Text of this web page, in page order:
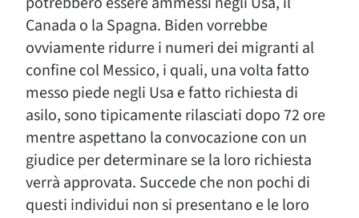
Canada o la Spagna. Biden vorrebbe
ovviamente ridurre i numeri dei migranti al
confine col Messico, i quali, una volta fatto
messo piede negli Usa e fatto richiesta di
asilo, sono tipicamente rilasciati dopo 72 ore
mentre aspettano la convocazione con un
giudice per determinare se la loro richiesta
verrà approvata. Succede che non pochi di
questi individui non si presentano e le loro